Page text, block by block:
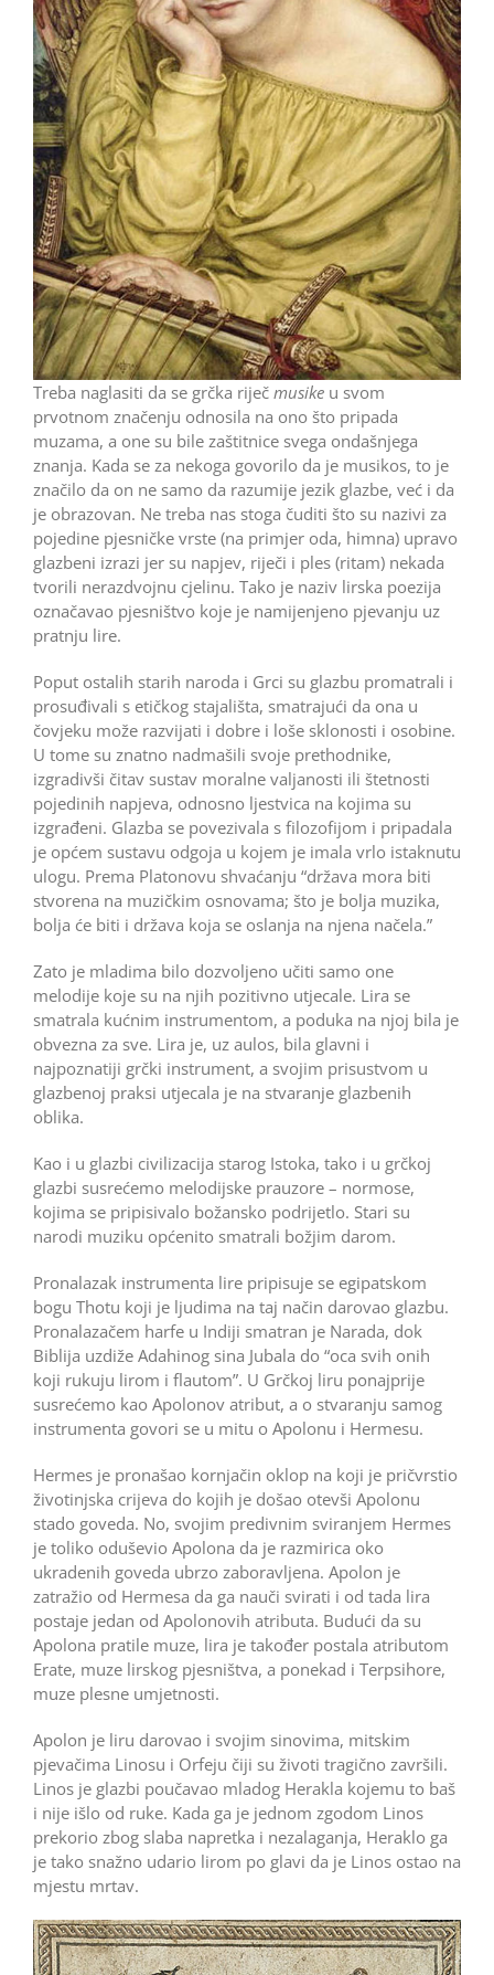
Treba naglasiti da se grčka riječ musike u svom
prvotnom značenju odnosila na ono što pripada
muzama, a one su bile zaštitnice svega ondašnjega
znanja. Kada se za nekoga govorilo da je musikos, to je
značilo da on ne samo da razumije jezik glazbe, već i da
je obrazovan. Ne treba nas stoga čuditi što su nazivi za
pojedine pjesničke vrste (na primjer oda, himna) upravo
glazbeni izrazi jer su napjev, riječi i ples (ritam) nekada
tvorili nerazdvojnu cjelinu. Tako je naziv lirska poezija
označavao pjesništvo koje je namijenjeno pjevanju uz
pratnju lire.
Poput ostalih starih naroda i Grci su glazbu promatrali i
prosuđivali s etičkog stajališta, smatrajući da ona u
čovjeku može razvijati i dobre i loše sklonosti i osobine.
U tome su znatno nadmašili svoje prethodnike,
izgradivši čitav sustav moralne valjanosti ili štetnosti
pojedinih napjeva, odnosno ljestvica na kojima su
izgrađeni. Glazba se povezivala s filozofijom i pripadala
je općem sustavu odgoja u kojem je imala vrlo istaknutu
ulogu. Prema Platonovu shvaćanju “država mora biti
stvorena na muzičkim osnovama; što je bolja muzika,
bolja će biti i država koja se oslanja na njena načela.”
Zato je mladima bilo dozvoljeno učiti samo one
melodije koje su na njih pozitivno utjecale. Lira se
smatrala kućnim instrumentom, a poduka na njoj bila je
obvezna za sve. Lira je, uz aulos, bila glavni i
najpoznatiji grčki instrument, a svojim prisustvom u
glazbenoj praksi utjecala je na stvaranje glazbenih
oblika.
Kao i u glazbi civilizacija starog Istoka, tako i u grčkoj
glazbi susrećemo melodijske prauzore – normose,
kojima se pripisivalo božansko podrijetlo. Stari su
narodi muziku općenito smatrali božjim darom.
Pronalazak instrumenta lire pripisuje se egipatskom
bogu Thotu koji je ljudima na taj način darovao glazbu.
Pronalazačem harfe u Indiji smatran je Narada, dok
Biblija uzdiže Adahinog sina Jubala do “oca svih onih
koji rukuju lirom i flautom”. U Grčkoj liru ponajprije
susrećemo kao Apolonov atribut, a o stvaranju samog
instrumenta govori se u mitu o Apolonu i Hermesu.
Hermes je pronašao kornjačin oklop na koji je pričvrstio
životinjska crijeva do kojih je došao otevši Apolonu
stado goveda. No, svojim predivnim sviranjem Hermes
je toliko oduševio Apolona da je razmirica oko
ukradenih goveda ubrzo zaboravljena. Apolon je
zatražio od Hermesa da ga nauči svirati i od tada lira
postaje jedan od Apolonovih atributa. Budući da su
Apolona pratile muze, lira je također postala atributom
Erate, muze lirskog pjesništva, a ponekad i Terpsihore,
muze plesne umjetnosti.
Apolon je liru darovao i svojim sinovima, mitskim
pjevačima Linosu i Orfeju čiji su životi tragično završili.
Linos je glazbi poučavao mladog Herakla kojemu to baš
i nije išlo od ruke. Kada ga je jednom zgodom Linos
prekorio zbog slaba napretka i nezalaganja, Heraklo ga
je tako snažno udario lirom po glavi da je Linos ostao na
mjestu mrtav.